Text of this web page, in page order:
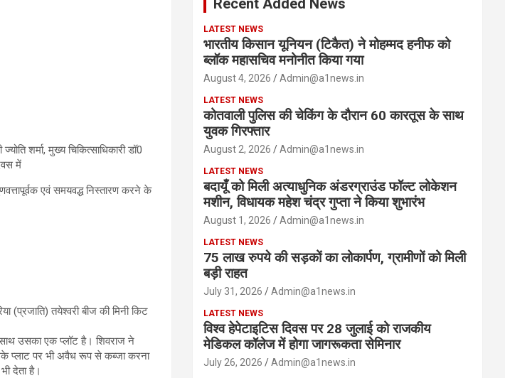
शर्मा, मुख्य चिकित्साधिकारी डॉ0
में
एवं समयवद्ध निस्तारण करने के
(प्रजाति) तयेश्वरी बीज की मिनी किट
साथ उसका एक प्लॉट है। शिवराज ने
प्लाट पर भी अवैध रूप से कब्जा करना
देता है।
Recent Added News
LATEST NEWS
भारतीय किसान यूनियन (टिकैत) ने मोहम्मद हनीफ को
ब्लॉक महासचिव मनोनीत किया गया
August 4, 2026 Admin@a1news.in
LATEST NEWS
कोतवाली पुलिस की चेकिंग के दौरान 60 कारतूस के साथ
युवक गिरफ्तार
August 2, 2026 Admin@a1news.in
LATEST NEWS
बदायूँ को मिली अत्याधुनिक अंडरग्राउंड फॉल्ट लोकेशन
मशीन, विधायक महेश चंद्र गुप्ता ने किया शुभारंभ
August 1, 2026 Admin@a1news.in
LATEST NEWS
75 लाख रुपये की सड़कों का लोकार्पण, ग्रामीणों को मिली
बड़ी राहत
July 31, 2026 Admin@a1news.in
LATEST NEWS
विश्व हेपेटाइटिस दिवस पर 28 जुलाई को राजकीय
मेडिकल कॉलेज में होगा जागरूकता सेमिनार
July 26, 2026 Admin@a1news.in